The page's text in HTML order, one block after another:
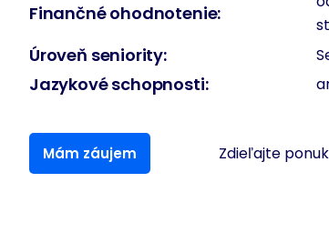
Finančné ohodnotenie:
Úroveň seniority:
Jazykové schopnosti:
Mám záujem Zdieľajte